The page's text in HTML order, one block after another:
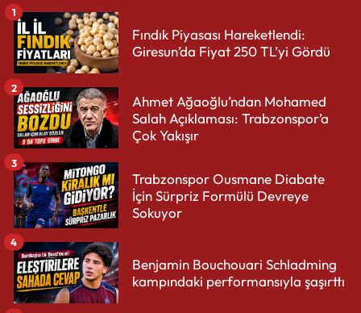
Fındık Piyasası Hareketlendi:
Giresun’da Fiyat 250 TL’yi Gördü
1
Ahmet Ağaoğlu’ndan Mohamed
Salah Açıklaması: Trabzonspor’a
Çok Yakışır
2
Trabzonspor Ousmane Diabate
İçin Sürpriz Formülü Devreye
Sokuyor
3
Benjamin Bouchouari Schladming
kampındaki performansıyla şaşırttı
4